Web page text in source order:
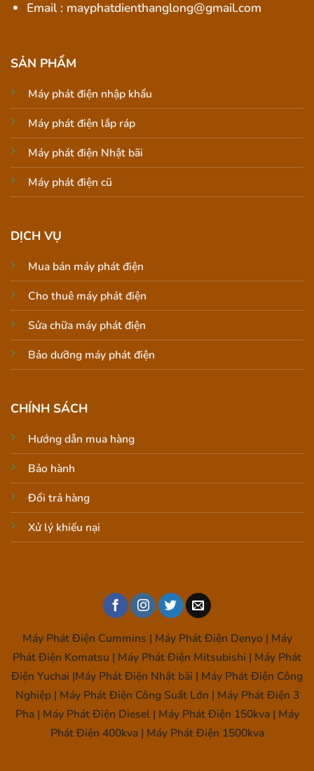
Email : mayphatdienthanglong@gmail.com
SẢN PHẨM
Máy phát điện nhập khẩu
Máy phát điện lắp ráp
Máy phát điện Nhật bãi
Máy phát điện cũ
DỊCH VỤ
Mua bán máy phát điện
Cho thuê máy phát điện
Sửa chữa máy phát điện
Bảo dưỡng máy phát điện
CHÍNH SÁCH
Hướng dẫn mua hàng
Bảo hành
Đổi trả hàng
Xử lý khiếu nại
Máy Phát Điện Cummins | Máy Phát Điện Denyo | Máy
Phát Điện Komatsu | Máy Phát Điện Mitsubishi | Máy Phát
Điện Yuchai |Máy Phát Điện Nhật bãi | Máy Phát Điện Công
Nghiệp | Máy Phát Điện Công Suất Lớn | Máy Phát Điện 3
Pha | Máy Phát Điện Diesel | Máy Phát Điện 150kva | Máy
Phát Điện 400kva | Máy Phát Điện 1500kva